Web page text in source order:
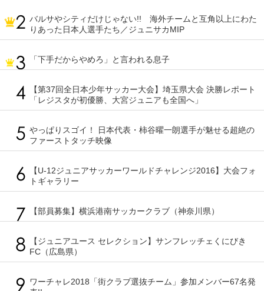
バルサやシティだけじゃない!! 海外チームと互角以上にわた
りあった日本人選手たち／ジュニサカMIP
「下手だからやめろ」と言われる息子
【第37回全日本少年サッカー大会】埼玉県大会 決勝レポート
「レジスタが初優勝、大宮ジュニアも全国へ」
やっぱりスゴイ！ 日本代表・柿谷曜一朗選手が魅せる超絶の
ファーストタッチ映像
【U-12ジュニアサッカーワールドチャレンジ2016】大会フォ
トギャラリー
【部員募集】横浜港南サッカークラブ（神奈川県）
【ジュニアユース セレクション】サンフレッチェくにびき
FC（広島県）
ワーチャレ2018「街クラブ選抜チーム」参加メンバー67名発